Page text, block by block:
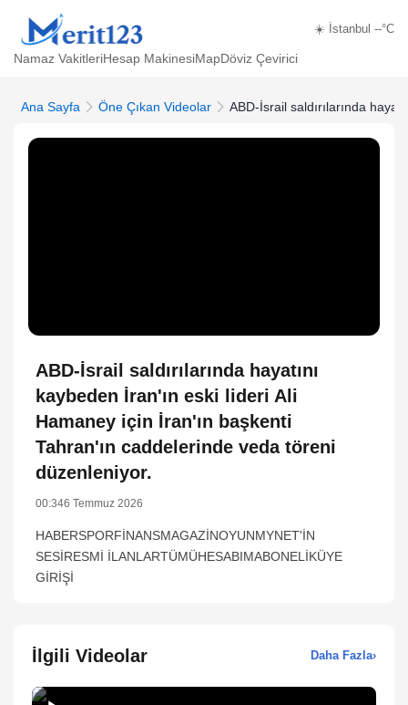
☀️ İstanbul --°C
Namaz VakitleriHesap MakinesiMapDöviz Çevirici
Ana Sayfa Öne Çıkan Videolar ABD-İsrail saldırılarında
ABD-İsrail saldırılarında hayatını
kaybeden İran'ın eski lideri Ali
Hamaney için İran'ın başkenti
Tahran'ın caddelerinde veda töreni
düzenleniyor.
00:346 Temmuz 2026
HABERSPORFİNANSMAGAZİNOYUNMYNET'İN
SESİRESMİ İLANLARTÜMÜHESABIMABONELİKÜYE
GİRİŞİ
İlgili Videolar Daha Fazla›